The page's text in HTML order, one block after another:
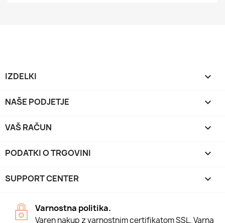
IZDELKI 
NAŠE PODJETJE 
VAŠ RAČUN 
PODATKI O TRGOVINI keyboard_arrow_down
SUPPORT CENTER 
Varnostna politika.
Varen nakup z varnostnim certifikatom SSL. Varna